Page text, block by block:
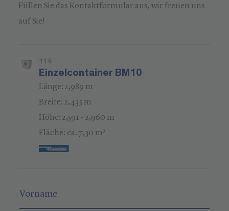
Füllen Sie das Kontaktformular aus, wir freuen uns
auf Sie!
114
Einzelcontainer BM10
Länge: 2,989 m
Breite: 2,435 m
Höhe: 2,591 - 2,960 m
Fläche: ca. 7,30 m²